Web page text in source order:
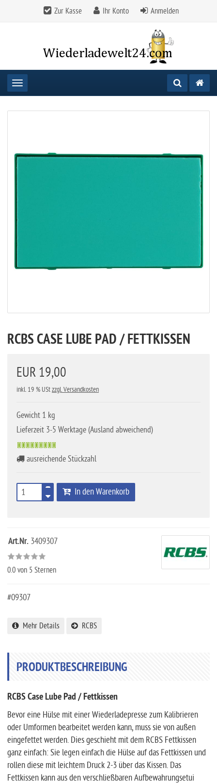
Zur Kasse Ihr Konto Anmelden
Toggle navigation
RCBS CASE LUBE PAD / FETTKISSEN
EUR 19,00
inkl. 19 % UStzzgl. Versandkosten
Gewicht 1 kg
Lieferzeit 3-5 Werktage (Ausland abweichend)
ausreichende Stückzahl
In den Warenkorb
Art.Nr. 3409307
0.0 von 5 Sternen
#09307
Mehr Details RCBS
PRODUKTBESCHREIBUNG
RCBS Case Lube Pad / Fettkissen
Bevor eine Hülse mit einer Wiederladepresse zum Kalibrieren
oder Umformen bearbeitet werden kann, muss sie von außen
eingefettet werden. Dies geschieht mit dem RCBS Fettkissen
ganz einfach: Sie legen einfach die Hülse auf das Fettkissen und
rollen diese mit leichtem Druck 2-3 über das Kissen. Das
Fettkissen kann aus den verschließbaren Aufbewahrungsetui